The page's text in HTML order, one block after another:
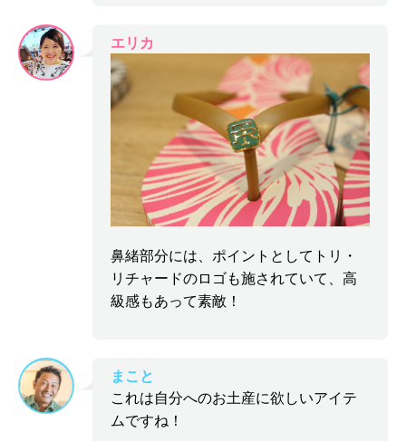
エリカ
鼻緒部分には、ポイントとしてトリ・
リチャードのロゴも施されていて、高
級感もあって素敵！
まこと
これは自分へのお土産に欲しいアイテ
ムですね！